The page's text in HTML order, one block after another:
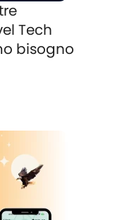
Tech
bisogno